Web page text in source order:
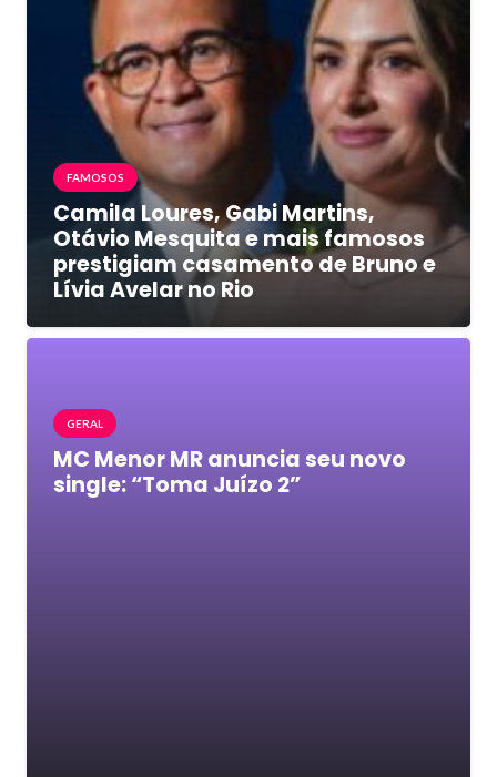
FAMOSOS
Camila Loures, Gabi Martins,
Otávio Mesquita e mais famosos
prestigiam casamento de Bruno e
Lívia Avelar no Rio
GERAL
MC Menor MR anuncia seu novo
single: “Toma Juízo 2”